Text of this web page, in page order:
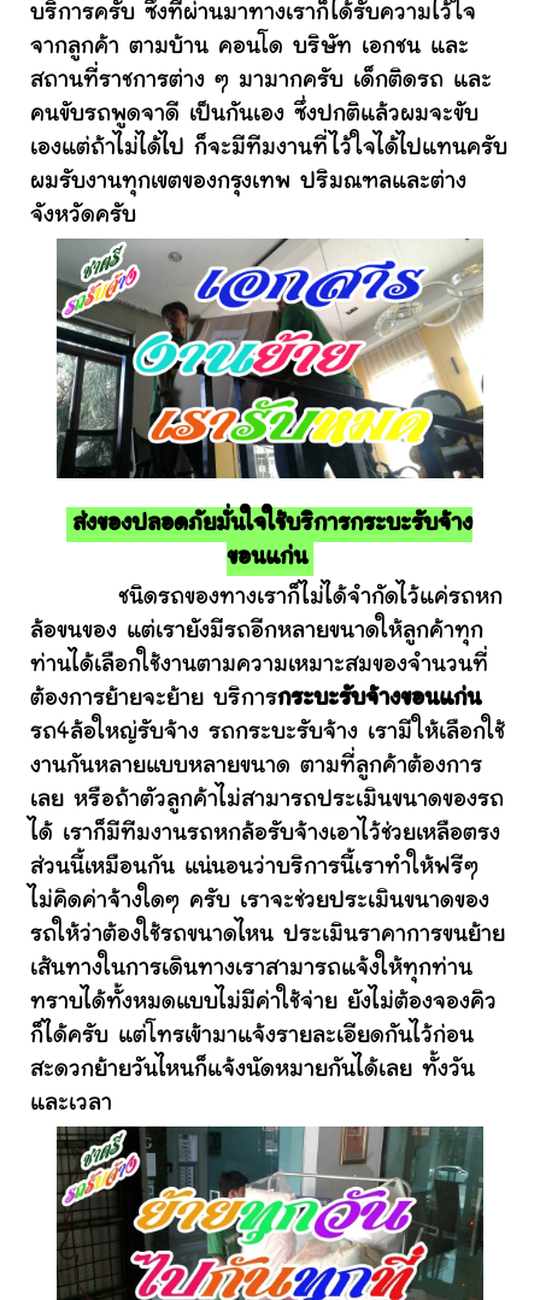
บริการครับ ซึ่งที่ผ่านมาทางเราก็ได้รับความไว้ใจ
จากลูกค้า ตามบ้าน คอนโด บริษัท เอกชน และ
สถานที่ราชการต่าง ๆ มามากครับ เด็กติดรถ และ
คนขับรถพูดจาดี เป็นกันเอง ซึ่งปกติแล้วผมจะขับ
เองแต่ถ้าไม่ได้ไป ก็จะมีทีมงานที่ไว้ใจได้ไปแทนครับ
ผมรับงานทุกเขตของกรุงเทพ ปริมณฑลและต่าง
จังหวัดครับ
ส่งของปลอดภัยมั่นใจใช้บริการกระบะรับจ้าง
ขอนแก่น
ชนิดรถของทางเราก็ไม่ได้จำกัดไว้แค่รถหก
ล้อขนของ แต่เรายังมีรถอีกหลายขนาดให้ลูกค้าทุก
ท่านได้เลือกใช้งานตามความเหมาะสมของจำนวนที่
ต้องการย้ายจะย้าย บริการกระบะรับจ้างขอนแก่น
รถ4ล้อใหญ่รับจ้าง รถกระบะรับจ้าง เรามีให้เลือกใช้
งานกันหลายแบบหลายขนาด ตามที่ลูกค้าต้องการ
เลย หรือถ้าตัวลูกค้าไม่สามารถประเมินขนาดของรถ
ได้ เราก็มีทีมงานรถหกล้อรับจ้างเอาไว้ช่วยเหลือตรง
ส่วนนี้เหมือนกัน แน่นอนว่าบริการนี้เราทำให้ฟรีๆ
ไม่คิดค่าจ้างใดๆ ครับ เราจะช่วยประเมินขนาดของ
รถให้ว่าต้องใช้รถขนาดไหน ประเมินราคาการขนย้าย
เส้นทางในการเดินทางเราสามารถแจ้งให้ทุกท่าน
ทราบได้ทั้งหมดแบบไม่มีค่าใช้จ่าย ยังไม่ต้องจองคิว
ก็ได้ครับ แต่โทรเข้ามาแจ้งรายละเอียดกันไว้ก่อน
สะดวกย้ายวันไหนก็แจ้งนัดหมายกันได้เลย ทั้งวัน
และเวลา